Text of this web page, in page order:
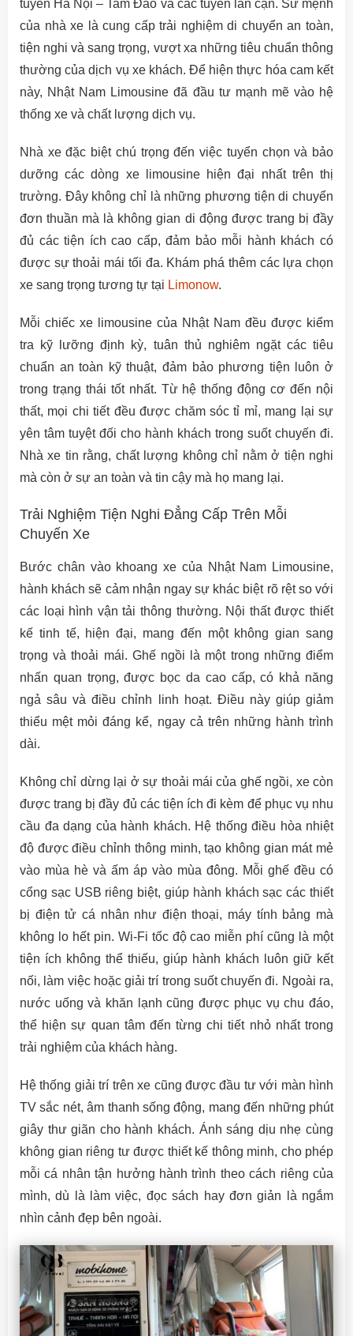
tuyến Hà Nội – Tam Đảo và các tuyến lân cận. Sứ mệnh
của nhà xe là cung cấp trải nghiệm di chuyển an toàn,
tiện nghi và sang trọng, vượt xa những tiêu chuẩn thông
thường của dịch vụ xe khách. Để hiện thực hóa cam kết
này, Nhật Nam Limousine đã đầu tư mạnh mẽ vào hệ
thống xe và chất lượng dịch vụ.
Nhà xe đặc biệt chú trọng đến việc tuyển chọn và bảo
dưỡng các dòng xe limousine hiện đại nhất trên thị
trường. Đây không chỉ là những phương tiện di chuyển
đơn thuần mà là không gian di động được trang bị đầy
đủ các tiện ích cao cấp, đảm bảo mỗi hành khách có
được sự thoải mái tối đa. Khám phá thêm các lựa chọn
xe sang trọng tương tự tại Limonow.
Mỗi chiếc xe limousine của Nhật Nam đều được kiểm
tra kỹ lưỡng định kỳ, tuân thủ nghiêm ngặt các tiêu
chuẩn an toàn kỹ thuật, đảm bảo phương tiện luôn ở
trong trạng thái tốt nhất. Từ hệ thống động cơ đến nội
thất, mọi chi tiết đều được chăm sóc tỉ mỉ, mang lại sự
yên tâm tuyệt đối cho hành khách trong suốt chuyến đi.
Nhà xe tin rằng, chất lượng không chỉ nằm ở tiện nghi
mà còn ở sự an toàn và tin cậy mà họ mang lại.
Trải Nghiệm Tiện Nghi Đẳng Cấp Trên Mỗi
Chuyến Xe
Bước chân vào khoang xe của Nhật Nam Limousine,
hành khách sẽ cảm nhận ngay sự khác biệt rõ rệt so với
các loại hình vận tải thông thường. Nội thất được thiết
kế tinh tế, hiện đại, mang đến một không gian sang
trọng và thoải mái. Ghế ngồi là một trong những điểm
nhấn quan trọng, được bọc da cao cấp, có khả năng
ngả sâu và điều chỉnh linh hoạt. Điều này giúp giảm
thiểu mệt mỏi đáng kể, ngay cả trên những hành trình
dài.
Không chỉ dừng lại ở sự thoải mái của ghế ngồi, xe còn
được trang bị đầy đủ các tiện ích đi kèm để phục vụ nhu
cầu đa dạng của hành khách. Hệ thống điều hòa nhiệt
độ được điều chỉnh thông minh, tạo không gian mát mẻ
vào mùa hè và ấm áp vào mùa đông. Mỗi ghế đều có
cổng sạc USB riêng biệt, giúp hành khách sạc các thiết
bị điện tử cá nhân như điện thoại, máy tính bảng mà
không lo hết pin. Wi-Fi tốc độ cao miễn phí cũng là một
tiện ích không thể thiếu, giúp hành khách luôn giữ kết
nối, làm việc hoặc giải trí trong suốt chuyến đi. Ngoài ra,
nước uống và khăn lạnh cũng được phục vụ chu đáo,
thể hiện sự quan tâm đến từng chi tiết nhỏ nhất trong
trải nghiệm của khách hàng.
Hệ thống giải trí trên xe cũng được đầu tư với màn hình
TV sắc nét, âm thanh sống động, mang đến những phút
giây thư giãn cho hành khách. Ánh sáng dịu nhẹ cùng
không gian riêng tư được thiết kế thông minh, cho phép
mỗi cá nhân tận hưởng hành trình theo cách riêng của
mình, dù là làm việc, đọc sách hay đơn giản là ngắm
nhìn cảnh đẹp bên ngoài.